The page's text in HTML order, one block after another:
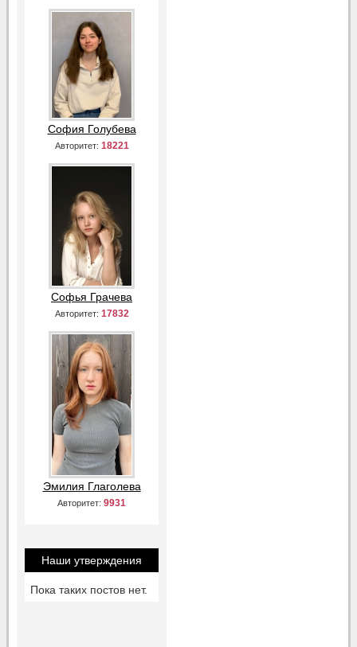
София Голубева
Авторитет: 18221
Софья Грачева
Авторитет: 17832
Эмилия Глаголева
Авторитет: 9931
Наши утверждения
Пока таких постов нет.